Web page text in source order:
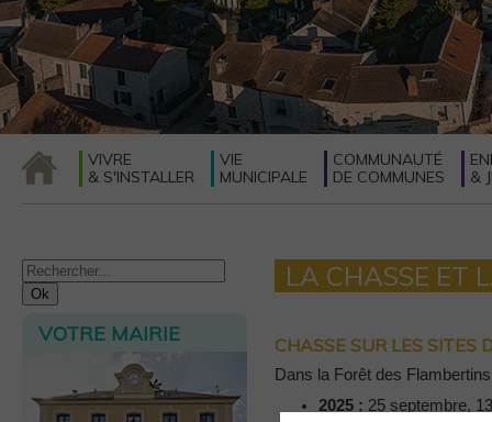
VIVRE
& S'INSTALLER
VIE
MUNICIPALE
COMMUNAUTÉ
DE COMMUNES
&
VOTRE MAIRIE
LA CHASSE ET
CHASSE SUR LES
Dans la Forêt des
2025 : 25 septembre,